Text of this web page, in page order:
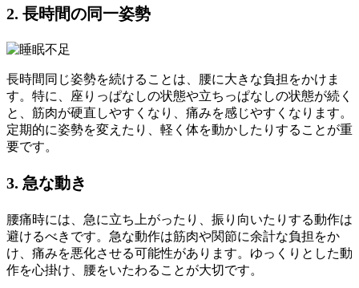
2. 長時間の同一姿勢
長時間同じ姿勢を続けることは、腰に大きな負担をかけま
す。特に、座りっぱなしの状態や立ちっぱなしの状態が続く
と、筋肉が硬直しやすくなり、痛みを感じやすくなります。
定期的に姿勢を変えたり、軽く体を動かしたりすることが重
要です。
3. 急な動き
腰痛時には、急に立ち上がったり、振り向いたりする動作は
避けるべきです。急な動作は筋肉や関節に余計な負担をか
け、痛みを悪化させる可能性があります。ゆっくりとした動
作を心掛け、腰をいたわることが大切です。